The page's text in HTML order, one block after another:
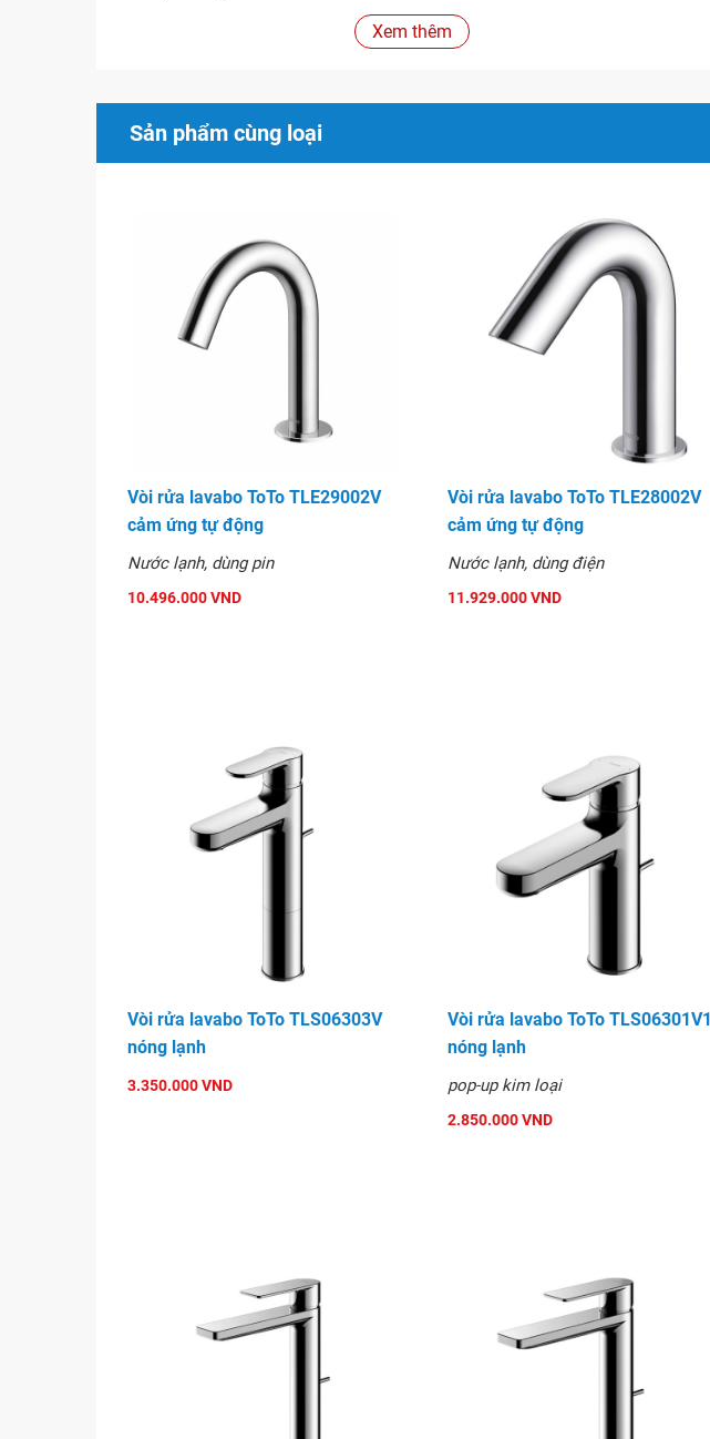
Van dừng – dây cấp: TLN01102A, TLN01103A
Cần sử dụng với dung dịch xà phòng theo khuyến cáo của TOTO
Hình ảnh
Vòi rửa lavabo ToTo TLE25001V cảm ứng tự động
Xem thêm
Sản phẩm cùng loại
Vòi rửa lavabo ToTo TLE29002V
cảm ứng tự động
Nước lạnh, dùng pin
10.496.000 VND
Vòi rửa lavabo ToTo TLE28002V
cảm ứng tự động
Nước lạnh, dùng điện
11.929.000 VND
Vòi rửa lavabo ToTo TLS06303V
nóng lạnh
3.350.000 VND
Vòi rửa lavabo ToTo TLS06301V1
nóng lạnh
pop-up kim loại
2.850.000 VND